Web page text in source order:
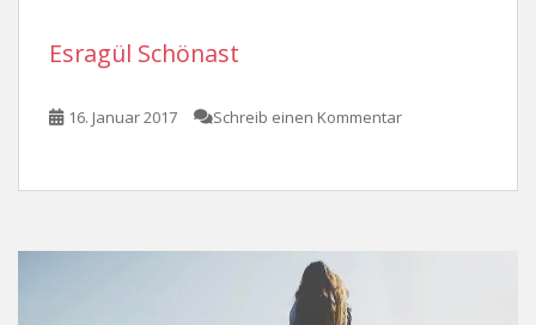
Esragül Schönast
16. Januar 2017 Schreib einen Kommentar